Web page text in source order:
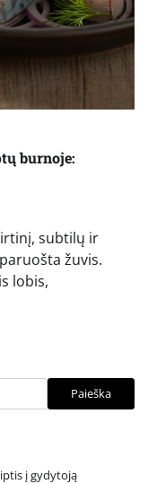
burnoje:
subtilų ir
žuvis.
lobis,
Paieška
į gydytoją